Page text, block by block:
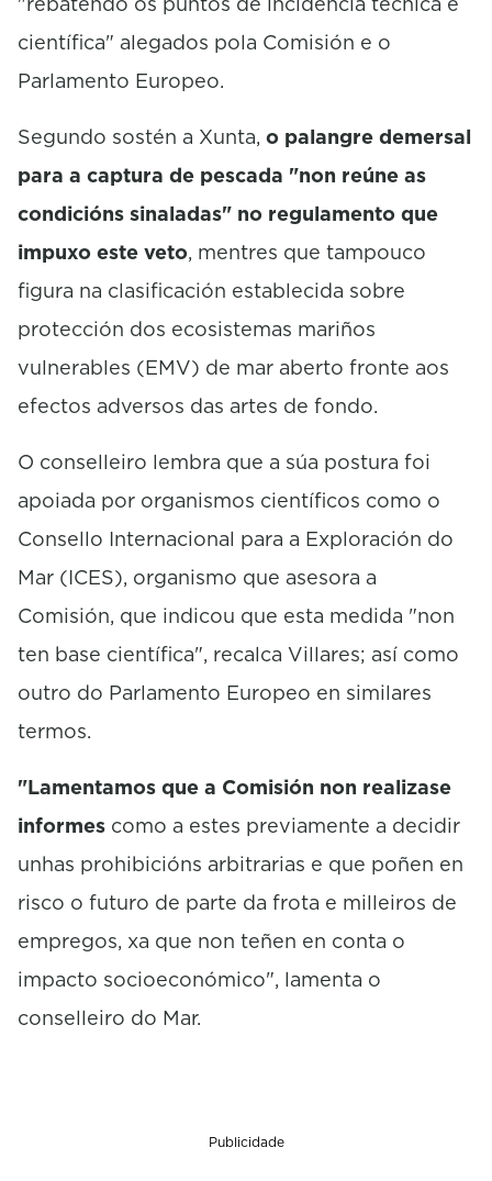
científica" alegados pola Comisión e o
Parlamento Europeo.
Segundo sostén a Xunta, o palangre demersal
para a captura de pescada "non reúne as
condicións sinaladas" no regulamento que
impuxo este veto, mentres que tampouco
figura na clasificación establecida sobre
protección dos ecosistemas mariños
vulnerables (EMV) de mar aberto fronte aos
efectos adversos das artes de fondo.
O conselleiro lembra que a súa postura foi
apoiada por organismos científicos como o
Consello Internacional para a Exploración do
Mar (ICES), organismo que asesora a
Comisión, que indicou que esta medida "non
ten base científica", recalca Villares; así como
outro do Parlamento Europeo en similares
termos.
"Lamentamos que a Comisión non realizase
informes como a estes previamente a decidir
unhas prohibicións arbitrarias e que poñen en
risco o futuro de parte da frota e milleiros de
empregos, xa que non teñen en conta o
impacto socioeconómico", lamenta o
conselleiro do Mar.
Publicidade